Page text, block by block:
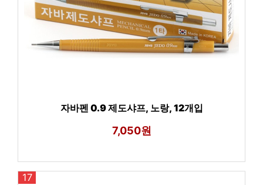
자바펜 0.9 제도샤프, 노랑, 12개입
7,050원
17